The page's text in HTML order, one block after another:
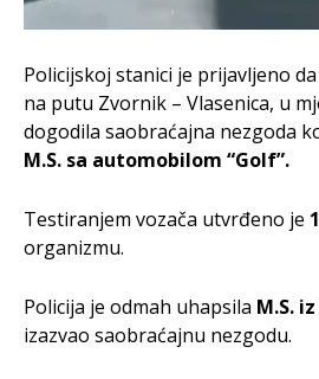
Policijskoj stanici je prijavljeno da
na putu Zvornik – Vlasenica, u
dogodila saobraćajna nezgoda
M.S. sa automobilom “Golf”.
Testiranjem vozača utvrđeno je
organizmu.
Policija je odmah uhapsila M.S.
izazvao saobraćajnu nezgodu.